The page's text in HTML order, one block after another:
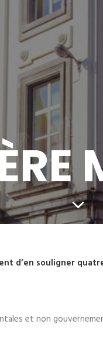
d’en souligner
et non